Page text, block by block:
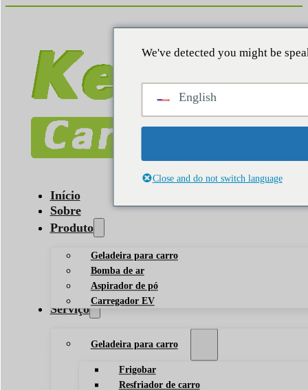
Início
Sobre
Produto
Geladeira para carro
Bomba de ar
Aspirador de pó
Carregador EV
Serviço
Geladeira para carro
Frigobar
Resfriador de carro
We've detected you might be
English
Close and do not switch language